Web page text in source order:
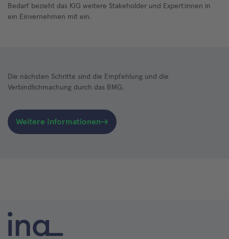
Bedarf bezieht das KIG weitere Stakeholder und Expert:innen in
ein Einvernehmen mit ein.
Die nächsten Schritte sind die Empfehlung und die
Verbindlichmachung durch das BMG.
Weitere Informationen